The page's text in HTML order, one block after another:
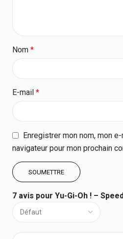
7 avis pour Yu-Gi-Oh ! –
Nom *
E-mail *
Enregistrer mon nom, mon
navigateur pour mon prochain